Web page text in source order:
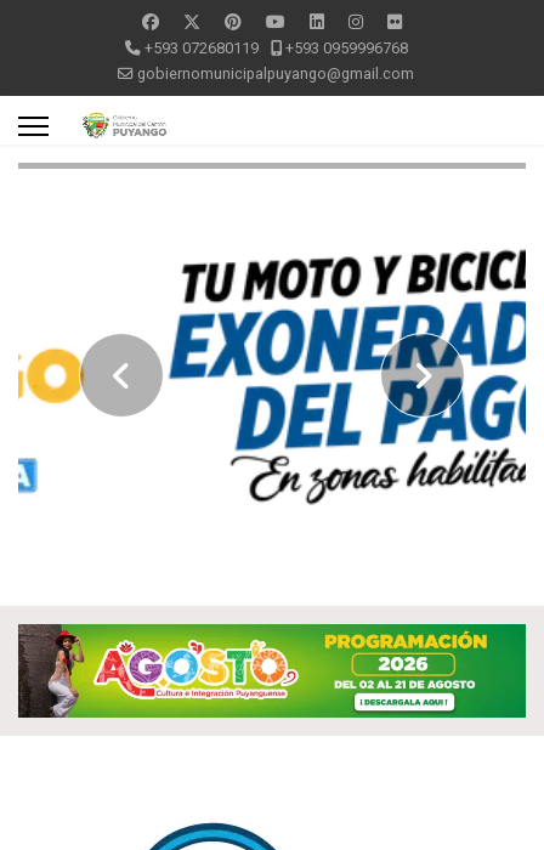
+593 072680119
+593 0959996768
gobiernomunicipalpuyango@gmail.com